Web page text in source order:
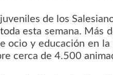
de los
esta semana. Más
ocio y educación en
cerca de 4.500